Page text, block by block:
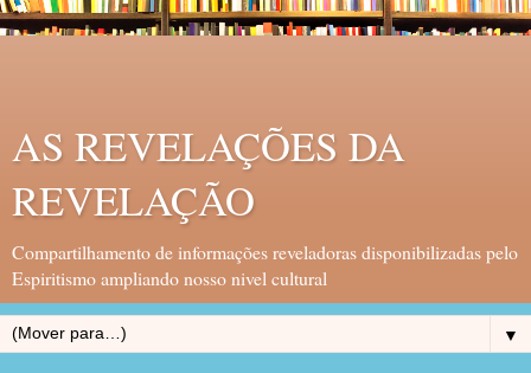
AS REVELAÇÕES DA
REVELAÇÃO
Compartilhamento de informações reveladoras disponibilizadas pelo
Espiritismo ampliando nosso nivel cultural
▼